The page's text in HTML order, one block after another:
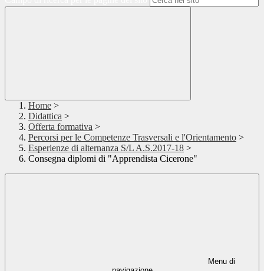
Home >
Didattica >
Offerta formativa >
Percorsi per le Competenze Trasversali e l'Orientamento >
Esperienze di alternanza S/L A.S.2017-18 >
Consegna diplomi di "Apprendista Cicerone"
Menu di